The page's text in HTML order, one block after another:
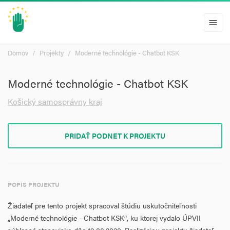
menu
Domov Projekty Moderné technológie - Chatbot KSK
Moderné technológie - Chatbot KSK
Košický samosprávny kraj
PRIDAŤ PODNET K PROJEKTU
POPIS PROJEKTU
Žiadateľ pre tento projekt spracoval štúdiu uskutočniteľnosti
„Moderné technológie - Chatbot KSK“, ku ktorej vydalo ÚPVII